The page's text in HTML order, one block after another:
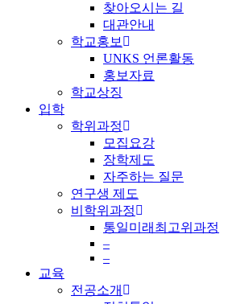
찾아오시는 길
대관안내
학교홍보
UNKS 언론활동
홍보자료
학교상징
입학
학위과정
모집요강
장학제도
자주하는 질문
연구생 제도
비학위과정
통일미래최고위과정
–
–
교육
전공소개